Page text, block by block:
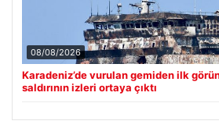
08/08/2026
Karadeniz’de vurulan gemiden ilk
saldırının izleri ortaya çıktı